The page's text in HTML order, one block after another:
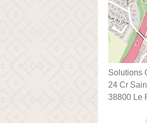
Solutions
24 Cr
38800 Le